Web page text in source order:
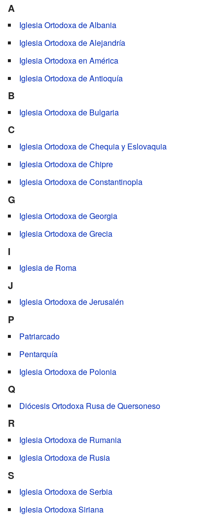
A
Iglesia Ortodoxa de Albania
Iglesia Ortodoxa de Alejandría
Iglesia Ortodoxa en América
Iglesia Ortodoxa de Antioquía
B
Iglesia Ortodoxa de Bulgaria
C
Iglesia Ortodoxa de Chequia y Eslovaquia
Iglesia Ortodoxa de Chipre
Iglesia Ortodoxa de Constantinopla
G
Iglesia Ortodoxa de Georgia
Iglesia Ortodoxa de Grecia
I
Iglesia de Roma
J
Iglesia Ortodoxa de Jerusalén
P
Patriarcado
Pentarquía
Iglesia Ortodoxa de Polonia
Q
Diócesis Ortodoxa Rusa de Quersoneso
R
Iglesia Ortodoxa de Rumania
Iglesia Ortodoxa de Rusia
S
Iglesia Ortodoxa de Serbia
Iglesia Ortodoxa Siriana